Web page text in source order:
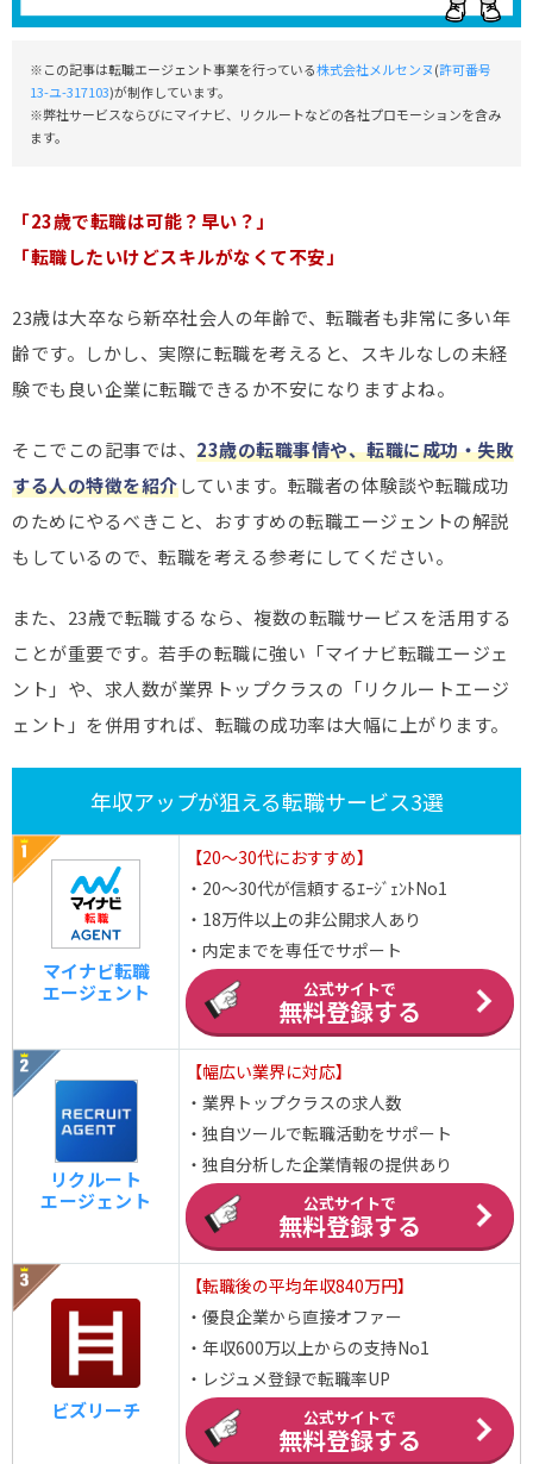
※この記事は転職エージェント事業を行っている株式会社メルセンヌ(許可番号
13-ユ-317103)が制作しています。
※弊社サービスならびにマイナビ、リクルートなどの各社プロモーションを含み
ます。
「23歳で転職は可能？早い？」
「転職したいけどスキルがなくて不安」
23歳は大卒なら新卒社会人の年齢で、転職者も非常に多い年
齢です。しかし、実際に転職を考えると、スキルなしの未経
験でも良い企業に転職できるか不安になりますよね。
そこでこの記事では、 23歳の転職事情や、転職に成功・失敗
する人の特徴を紹介しています。転職者の体験談や転職成功
のためにやるべきこと、おすすめの転職エージェントの解説
もしているので、転職を考える参考にしてください。
また、23歳で転職するなら、複数の転職サービスを活用する
ことが重要です。若手の転職に強い「マイナビ転職エージェ
ント」や、求人数が業界トップクラスの「リクルートエージ
ェント」を併用すれば、転職の成功率は大幅に上がります。
年収アップが狙える転職サービス3選
マイナビ転職
エージェント
【20～30代におすすめ】
・20～30代が信頼するｴｰｼﾞｪﾝﾄNo1
・18万件以上の非公開求人あり
・内定までを専任でサポート
公式サイトで
無料登録する
リクルート
エージェント
【幅広い業界に対応】
・業界トップクラスの求人数
・独自ツールで転職活動をサポート
・独自分析した企業情報の提供あり
公式サイトで
無料登録する
ビズリーチ
【転職後の平均年収840万円】
・優良企業から直接オファー
・年収600万以上からの支持No1
・レジュメ登録で転職率UP
公式サイトで
無料登録する